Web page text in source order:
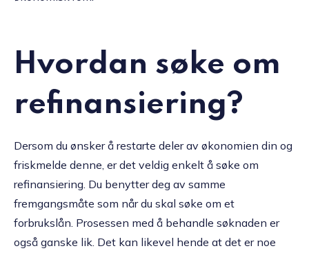
Hvordan søke om
refinansiering?
Dersom du ønsker å restarte deler av økonomien din og
friskmelde denne, er det veldig enkelt å søke om
refinansiering. Du benytter deg av samme
fremgangsmåte som når du skal søke om et
forbrukslån. Prosessen med å behandle søknaden er
også ganske lik. Det kan likevel hende at det er noe